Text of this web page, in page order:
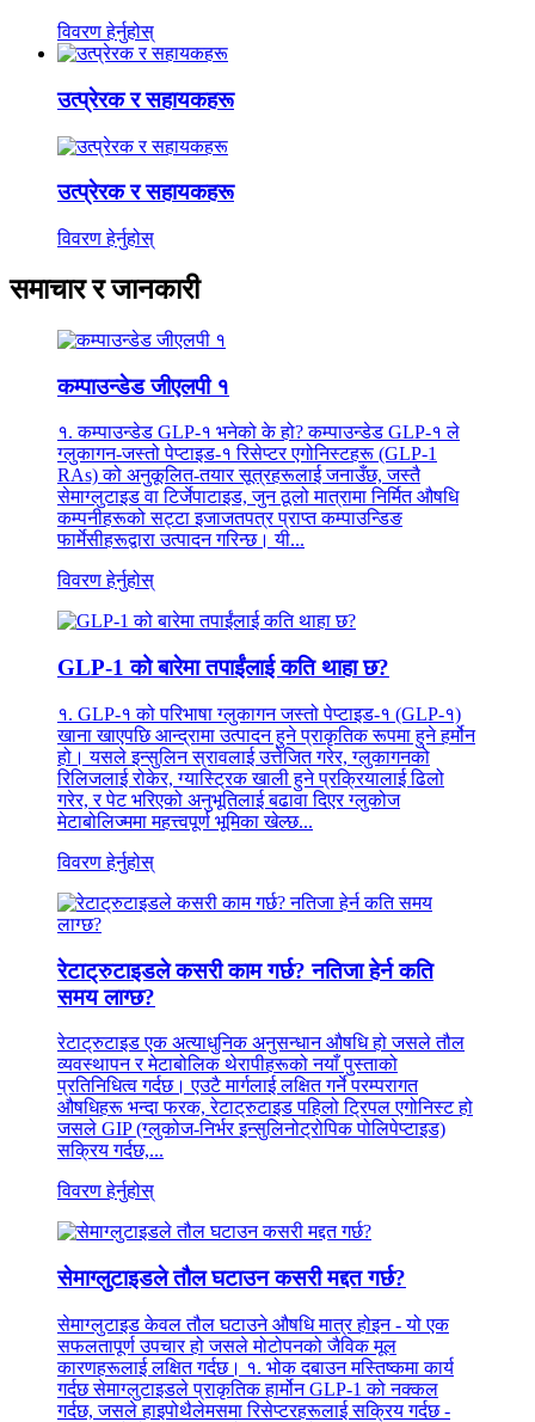
विवरण हेर्नुहोस्
उत्प्रेरक र सहायकहरू
उत्प्रेरक र सहायकहरू
विवरण हेर्नुहोस्
समाचार र जानकारी
कम्पाउन्डेड जीएलपी १
१. कम्पाउन्डेड GLP-१ भनेको के हो? कम्पाउन्डेड GLP-१ ले
ग्लुकागन-जस्तो पेप्टाइड-१ रिसेप्टर एगोनिस्टहरू (GLP-1
RAs) को अनुकूलित-तयार सूत्रहरूलाई जनाउँछ, जस्तै
सेमाग्लुटाइड वा टिर्जेपाटाइड, जुन ठूलो मात्रामा निर्मित औषधि
कम्पनीहरूको सट्टा इजाजतपत्र प्राप्त कम्पाउन्डिङ
फार्मेसीहरूद्वारा उत्पादन गरिन्छ। यी...
विवरण हेर्नुहोस्
GLP-1 को बारेमा तपाईंलाई कति थाहा छ?
१. GLP-१ को परिभाषा ग्लुकागन जस्तो पेप्टाइड-१ (GLP-१)
खाना खाएपछि आन्द्रामा उत्पादन हुने प्राकृतिक रूपमा हुने हर्मोन
हो। यसले इन्सुलिन स्रावलाई उत्तेजित गरेर, ग्लुकागनको
रिलिजलाई रोकेर, ग्यास्ट्रिक खाली हुने प्रक्रियालाई ढिलो
गरेर, र पेट भरिएको अनुभूतिलाई बढावा दिएर ग्लुकोज
मेटाबोलिज्ममा महत्त्वपूर्ण भूमिका खेल्छ...
विवरण हेर्नुहोस्
रेटाट्रुटाइडले कसरी काम गर्छ? नतिजा हेर्न कति
समय लाग्छ?
रेटाट्रुटाइड एक अत्याधुनिक अनुसन्धान औषधि हो जसले तौल
व्यवस्थापन र मेटाबोलिक थेरापीहरूको नयाँ पुस्ताको
प्रतिनिधित्व गर्दछ। एउटै मार्गलाई लक्षित गर्ने परम्परागत
औषधिहरू भन्दा फरक, रेटाट्रुटाइड पहिलो ट्रिपल एगोनिस्ट हो
जसले GIP (ग्लुकोज-निर्भर इन्सुलिनोट्रोपिक पोलिपेप्टाइड)
सक्रिय गर्दछ,...
विवरण हेर्नुहोस्
सेमाग्लुटाइडले तौल घटाउन कसरी मद्दत गर्छ?
सेमाग्लुटाइड केवल तौल घटाउने औषधि मात्र होइन - यो एक
सफलतापूर्ण उपचार हो जसले मोटोपनको जैविक मूल
कारणहरूलाई लक्षित गर्दछ। १. भोक दबाउन मस्तिष्कमा कार्य
गर्दछ सेमाग्लुटाइडले प्राकृतिक हार्मोन GLP-1 को नक्कल
गर्दछ, जसले हाइपोथैलेमसमा रिसेप्टरहरूलाई सक्रिय गर्दछ -